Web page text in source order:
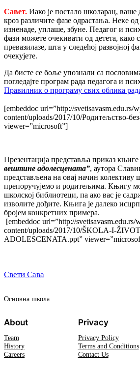
Савет. Иако је постало школарац, ваше
кроз различите фазе одрастања. Неке
изненаде, уплаше, збуне. Педагог и
фази можете очекивати од детета, како
превазилазе, шта у следећој развојној
очекујете.
Да бисте се боље упознали са
погледајте програм рада педагога и
Правилник о програму свих облика
[embeddoc url=”http://svetisavasm.edu.rs/
content/uploads/2017/10/Родитељство-
viewer=”microsoft”]
Презентација представља приказ књиге
вештине адолесцената”, аутора
представљена на овај начин колективу
препоручујемо и родитељима. Књигу
школској библиотеци, па ако вас је
изволите дођите. Књига је далеко
бројем конкретних примера.
[embeddoc url=”http://svetisavasm.edu.rs/
content/uploads/2017/10/ŠKOLA-I-
ADOLESCENATA.ppt”
Свети Сава
Oсновна школа
About
Team
History
Careers
Privacy
Privacy Policy
Terms and Conditions
Contact Us